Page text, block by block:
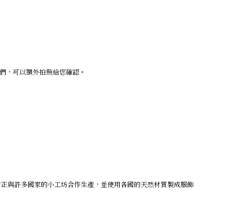
，可以額外拍照給您確認。
與許多國家的小工坊合作生產，並使用各國的天然材質製成服飾